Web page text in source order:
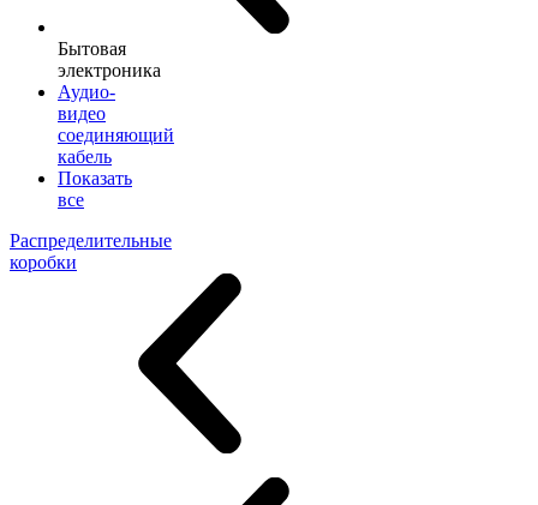
Бытовая
электроника
Аудио-
видео
соединяющий
кабель
Показать
все
Распределительные
коробки